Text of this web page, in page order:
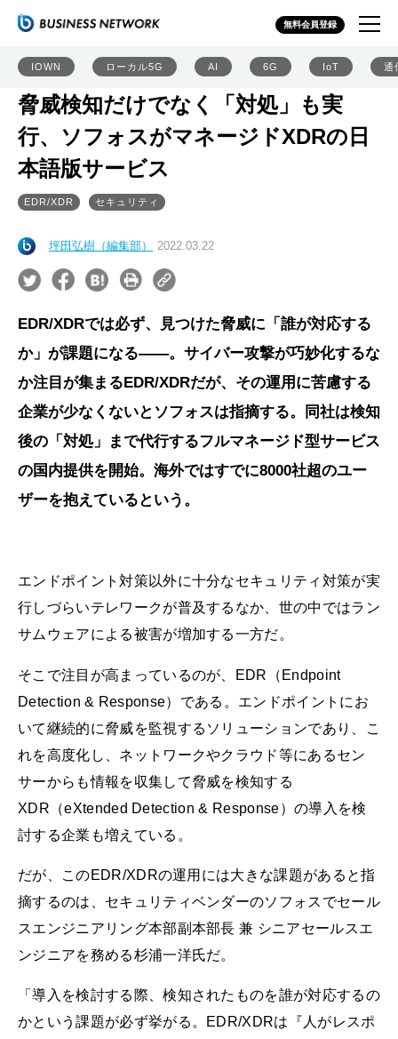
無料会員登録
IOWN ローカル5G AI 6G IoT 通
脅威検知だけでなく「対処」も実
行、ソフォスがマネージドXDRの日
本語版サービス
EDR/XDR セキュリティ
坪田弘樹（編集部） 2022.03.22
EDR/XDRでは必ず、見つけた脅威に「誰が対応する
か」が課題になる――。サイバー攻撃が巧妙化するな
か注目が集まるEDR/XDRだが、その運用に苦慮する
企業が少なくないとソフォスは指摘する。同社は検知
後の「対処」まで代行するフルマネージド型サービス
の国内提供を開始。海外ではすでに8000社超のユー
ザーを抱えているという。
エンドポイント対策以外に十分なセキュリティ対策が実
行しづらいテレワークが普及するなか、世の中ではラン
サムウェアによる被害が増加する一方だ。
そこで注目が高まっているのが、EDR（Endpoint
Detection & Response）である。エンドポイントにお
いて継続的に脅威を監視するソリューションであり、こ
れを高度化し、ネットワークやクラウド等にあるセン
サーからも情報を収集して脅威を検知する
XDR（eXtended Detection & Response）の導入を検
討する企業も増えている。
だが、このEDR/XDRの運用には大きな課題があると指
摘するのは、セキュリティベンダーのソフォスでセール
スエンジニアリング本部副本部長 兼 シニアセールスエ
ンジニアを務める杉浦一洋氏だ。
「導入を検討する際、検知されたものを誰が対応するの
かという課題が必ず挙がる。EDR/XDRは『人がレスポ